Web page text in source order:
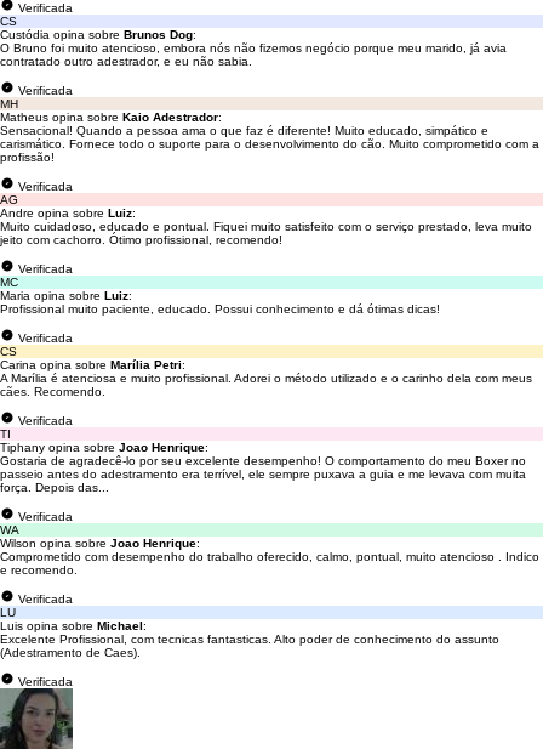
Verificada
CS
Custódia opina sobre Brunos Dog:
O Bruno foi muito atencioso, embora nós não fizemos negócio porque meu marido, já avia
contratado outro adestrador, e eu não sabia.
Verificada
MH
Matheus opina sobre Kaio Adestrador:
Sensacional! Quando a pessoa ama o que faz é diferente! Muito educado, simpático e
carismático. Fornece todo o suporte para o desenvolvimento do cão. Muito comprometido com a
profissão!
Verificada
AG
Andre opina sobre Luiz:
Muito cuidadoso, educado e pontual. Fiquei muito satisfeito com o serviço prestado, leva muito
jeito com cachorro. Ótimo profissional, recomendo!
Verificada
MC
Maria opina sobre Luiz:
Profissional muito paciente, educado. Possui conhecimento e dá ótimas dicas!
Verificada
CS
Carina opina sobre Marília Petri:
A Marília é atenciosa e muito profissional. Adorei o método utilizado e o carinho dela com meus
cães. Recomendo.
Verificada
TI
Tiphany opina sobre Joao Henrique:
Gostaria de agradecê-lo por seu excelente desempenho! O comportamento do meu Boxer no
passeio antes do adestramento era terrível, ele sempre puxava a guia e me levava com muita
força. Depois das...
Verificada
WA
Wilson opina sobre Joao Henrique:
Comprometido com desempenho do trabalho oferecido, calmo, pontual, muito atencioso . Indico
e recomendo.
Verificada
LU
Luis opina sobre Michael:
Excelente Profissional, com tecnicas fantasticas. Alto poder de conhecimento do assunto
(Adestramento de Caes).
Verificada